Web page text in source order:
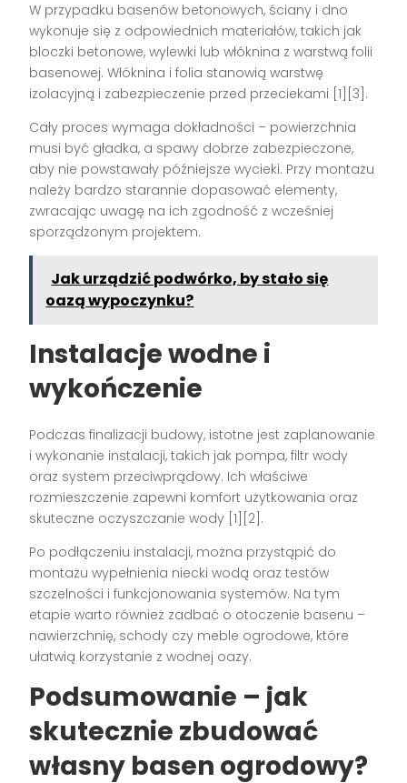
W przypadku basenów betonowych, ściany i dno
wykonuje się z odpowiednich materiałów, takich jak
bloczki betonowe, wylewki lub włóknina z warstwą folii
basenowej. Włóknina i folia stanowią warstwę
izolacyjną i zabezpieczenie przed przeciekami [1][3].
Cały proces wymaga dokładności – powierzchnia
musi być gładka, a spawy dobrze zabezpieczone,
aby nie powstawały późniejsze wycieki. Przy montażu
należy bardzo starannie dopasować elementy,
zwracając uwagę na ich zgodność z wcześniej
sporządzonym projektem.
Jak urządzić podwórko, by stało się
oazą wypoczynku?
Instalacje wodne i
wykończenie
Podczas finalizacji budowy, istotne jest zaplanowanie
i wykonanie instalacji, takich jak pompa, filtr wody
oraz system przeciwprądowy. Ich właściwe
rozmieszczenie zapewni komfort użytkowania oraz
skuteczne oczyszczanie wody [1][2].
Po podłączeniu instalacji, można przystąpić do
montażu wypełnienia niecki wodą oraz testów
szczelności i funkcjonowania systemów. Na tym
etapie warto również zadbać o otoczenie basenu –
nawierzchnię, schody czy meble ogrodowe, które
ułatwią korzystanie z wodnej oazy.
Podsumowanie – jak
skutecznie zbudować
własny basen ogrodowy?